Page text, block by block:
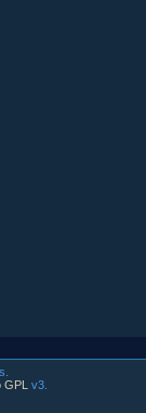
v3.